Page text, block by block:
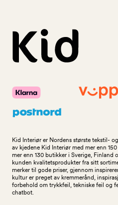
Kid Interiør er Nordens største tekstil-
av kjedene Kid Interiør med mer enn
mer enn 130 butikker i Sverige, Finland
kunden kvalitetsprodukter fra sitt
merker til gode priser, gjennom
kultur er preget av kremmerånd,
forbehold om trykkfeil, tekniske feil og
chatbot.